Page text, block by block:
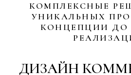
КОМПЛЕКСНЫЕ
УНИКАЛЬНЫХ
КОНЦЕПЦИИ ДО
ДИЗАЙН